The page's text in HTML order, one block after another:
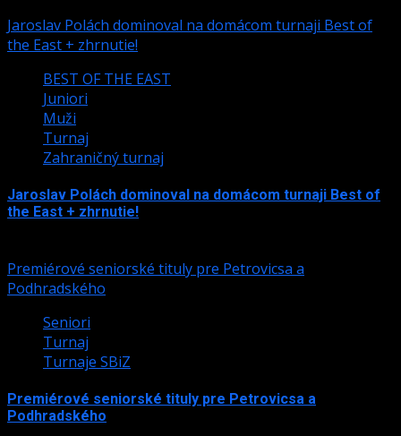
Jaroslav Polách dominoval na domácom turnaji Best of
the East + zhrnutie!
BEST OF THE EAST
Juniori
Muži
Turnaj
Zahraničný turnaj
Jaroslav Polách dominoval na domácom turnaji Best of
the East + zhrnutie!
Premiérové seniorské tituly pre Petrovicsa a
Podhradského
Seniori
Turnaj
Turnaje SBiZ
Premiérové seniorské tituly pre Petrovicsa a
Podhradského